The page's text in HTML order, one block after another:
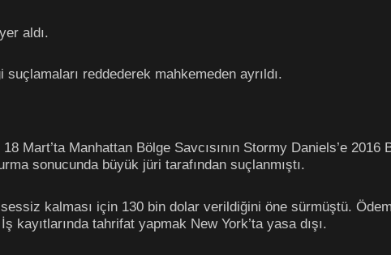
aldı.
reddederek mahkemeden ayrıldı.
Mart’ta Manhattan Bölge Savcısının Stormy Daniels’e 2016
sonucunda büyük jüri tarafından suçlanmıştı.
kalması için 130 bin dolar verildiğini öne sürmüştü.
kayıtlarında tahrifat yapmak New York’ta yasa dışı.